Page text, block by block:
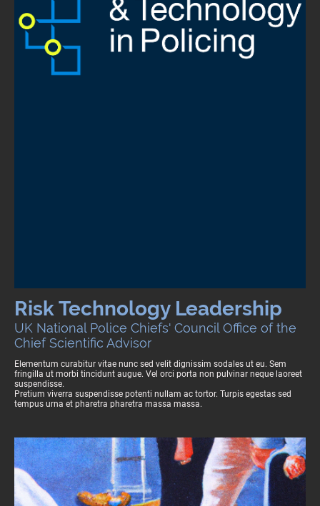
Risk Technology Leadership
UK National Police Chiefs' Council Office of the
Chief Scientific Advisor
Elementum curabitur vitae nunc sed velit dignissim sodales ut eu. Sem
fringilla ut morbi tincidunt augue. Vel orci porta non pulvinar neque laoreet
suspendisse.
Pretium viverra suspendisse potenti nullam ac tortor. Turpis egestas sed
tempus urna et pharetra pharetra massa massa.